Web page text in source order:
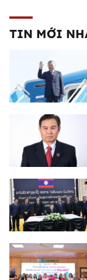
TIN MỚI